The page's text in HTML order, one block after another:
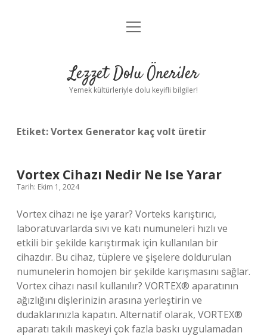
Anasayfa
Yasal Uyarı
menüyü
Lezzet Dolu Öneriler
Yemek kültürleriyle dolu keyifli bilgiler!
Etiket:Vortex Generator kaç volt üretir
Vortex Cihazı Nedir Ne Ise Yarar
Tarih: Ekim 1, 2024
Vortex cihazı ne işe yarar? Vorteks karıştırıcı,
laboratuvarlarda sıvı ve katı numuneleri hızlı ve
etkili bir şekilde karıştırmak için kullanılan bir
cihazdır. Bu cihaz, tüplere ve şişelere doldurulan
numunelerin homojen bir şekilde karışmasını sağlar.
Vortex cihazı nasıl kullanılır? VORTEX® aparatının
ağızlığını dişlerinizin arasına yerleştirin ve
dudaklarınızla kapatın. Alternatif olarak, VORTEX®
aparatı takılı maskeyi çok fazla baskı uygulamadan